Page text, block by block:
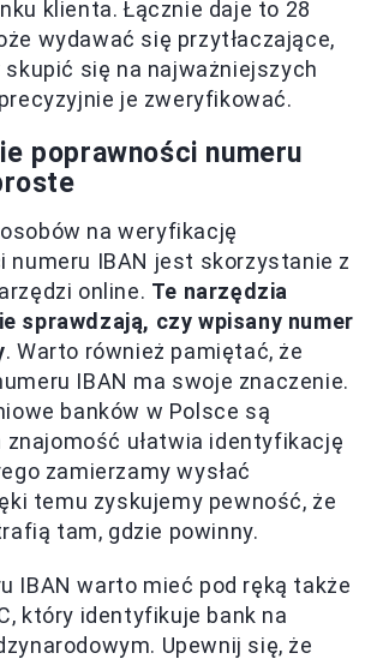
klienta. Łącznie daje to 28
wydawać się przytłaczające,
się na najważniejszych
je zweryfikować.
poprawności numeru
na weryfikację
numeru IBAN jest skorzystanie z
online. Te narzędzia
sprawdzają, czy wpisany numer
. Warto również pamiętać, że
IBAN ma swoje znaczenie.
banków w Polsce są
znajomość ułatwia identyfikację
zamierzamy wysłać
temu zyskujemy pewność, że
tam, gdzie powinny.
IBAN warto mieć pod ręką także
który identyfikuje bank na
Upewnij się, że